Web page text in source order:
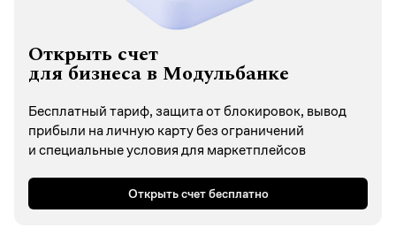
Открыть счет
для бизнеса в Модульбанке
Бесплатный тариф, защита от блокировок, вывод
прибыли на личную карту без ограничений
и специальные условия для маркетплейсов
Открыть счет бесплатно